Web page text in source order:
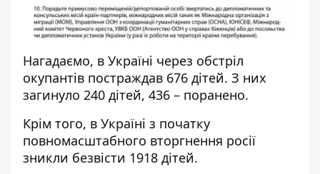
Нагадаємо, в Україні через обстріл
окупантів постраждав 676 дітей. З них
загинуло 240 дітей, 436 – поранено.
Крім того, в Україні з початку
повномасштабного вторгнення росії
зникли безвісти 1918 дітей.